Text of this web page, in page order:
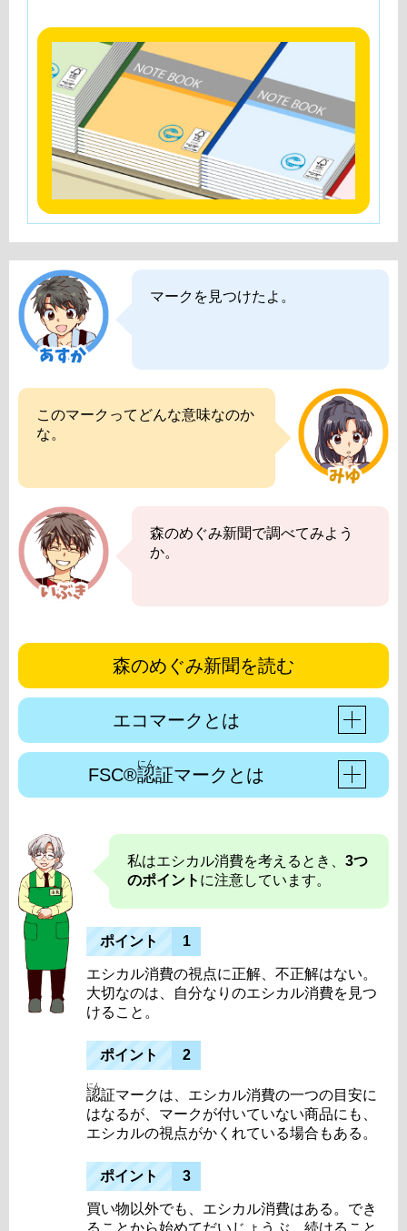
マークを見つけたよ。
このマークってどんな意味なのか
な。
森のめぐみ新聞で調べてみよう
か。
森のめぐみ新聞を読む
エコマークとは
FSC®認
にん
証マークとは
私はエシカル消費を考えるとき、 3つ
のポイント に注意しています。
ポイント 1
エシカル消費の視点に正解、不正解はない。
大切なのは、自分なりのエシカル消費を見つ
けること。
ポイント 2
認
にん
証マークは、エシカル消費の一つの目安に
はなるが、マークが付いていない商品にも、
エシカルの視点がかくれている場合もある。
ポイント 3
買い物以外でも、エシカル消費はある。でき